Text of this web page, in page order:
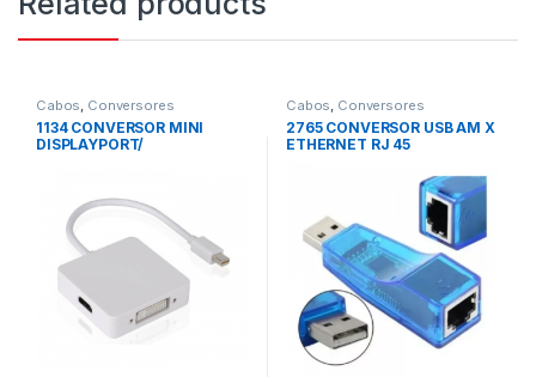
Cabos, Conversores
1134 CONVERSOR MINI
DISPLAYPORT/
Cabos, Conversores
2765 CONVERSOR USB AM X
ETHERNET RJ 45